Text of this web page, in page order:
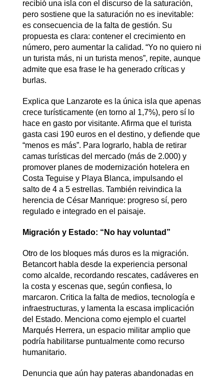
recibió una isla con el discurso de la saturación,
pero sostiene que la saturación no es inevitable:
es consecuencia de la falta de gestión. Su
propuesta es clara: contener el crecimiento en
número, pero aumentar la calidad. “Yo no quiero ni
un turista más, ni un turista menos”, repite, aunque
admite que esa frase le ha generado críticas y
burlas.
Explica que Lanzarote es la única isla que apenas
crece turísticamente (en torno al 1,7%), pero sí lo
hace en gasto por visitante. Afirma que el turista
gasta casi 190 euros en el destino, y defiende que
“menos es más”. Para lograrlo, habla de retirar
camas turísticas del mercado (más de 2.000) y
promover planes de modernización hotelera en
Costa Teguise y Playa Blanca, impulsando el
salto de 4 a 5 estrellas. También reivindica la
herencia de César Manrique: progreso sí, pero
regulado e integrado en el paisaje.
Migración y Estado: “No hay voluntad”
Otro de los bloques más duros es la migración.
Betancort habla desde la experiencia personal
como alcalde, recordando rescates, cadáveres en
la costa y escenas que, según confiesa, lo
marcaron. Critica la falta de medios, tecnología e
infraestructuras, y lamenta la escasa implicación
del Estado. Menciona como ejemplo el cuartel
Marqués Herrera, un espacio militar amplio que
podría habilitarse puntualmente como recurso
humanitario.
Denuncia que aún hay pateras abandonadas en